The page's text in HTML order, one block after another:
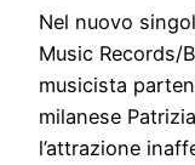
Nel nuovo
Music Records/
musicista
milanese
l’attrazione